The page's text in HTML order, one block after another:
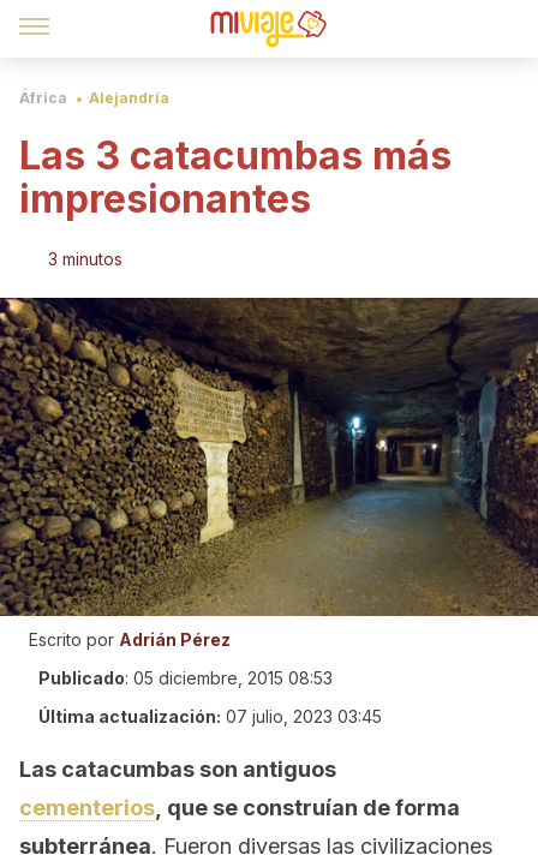
África Alejandría
Las 3 catacumbas más
impresionantes
3 minutos
Escrito por Adrián Pérez
Publicado: 05 diciembre, 2015 08:53
Última actualización: 07 julio, 2023 03:45
Las catacumbas son antiguos
cementerios , que se construían de forma
subterránea. Fueron diversas las civilizaciones